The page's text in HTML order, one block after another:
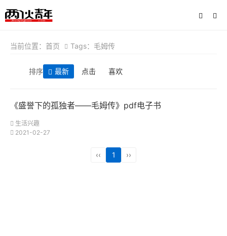
当前位置： 首页 Tags：毛姆传
排序 最新 点击 喜欢
《盛誉下的孤独者——毛姆传》pdf电子书
生活兴趣
2021-02-27
‹‹ 1 ››